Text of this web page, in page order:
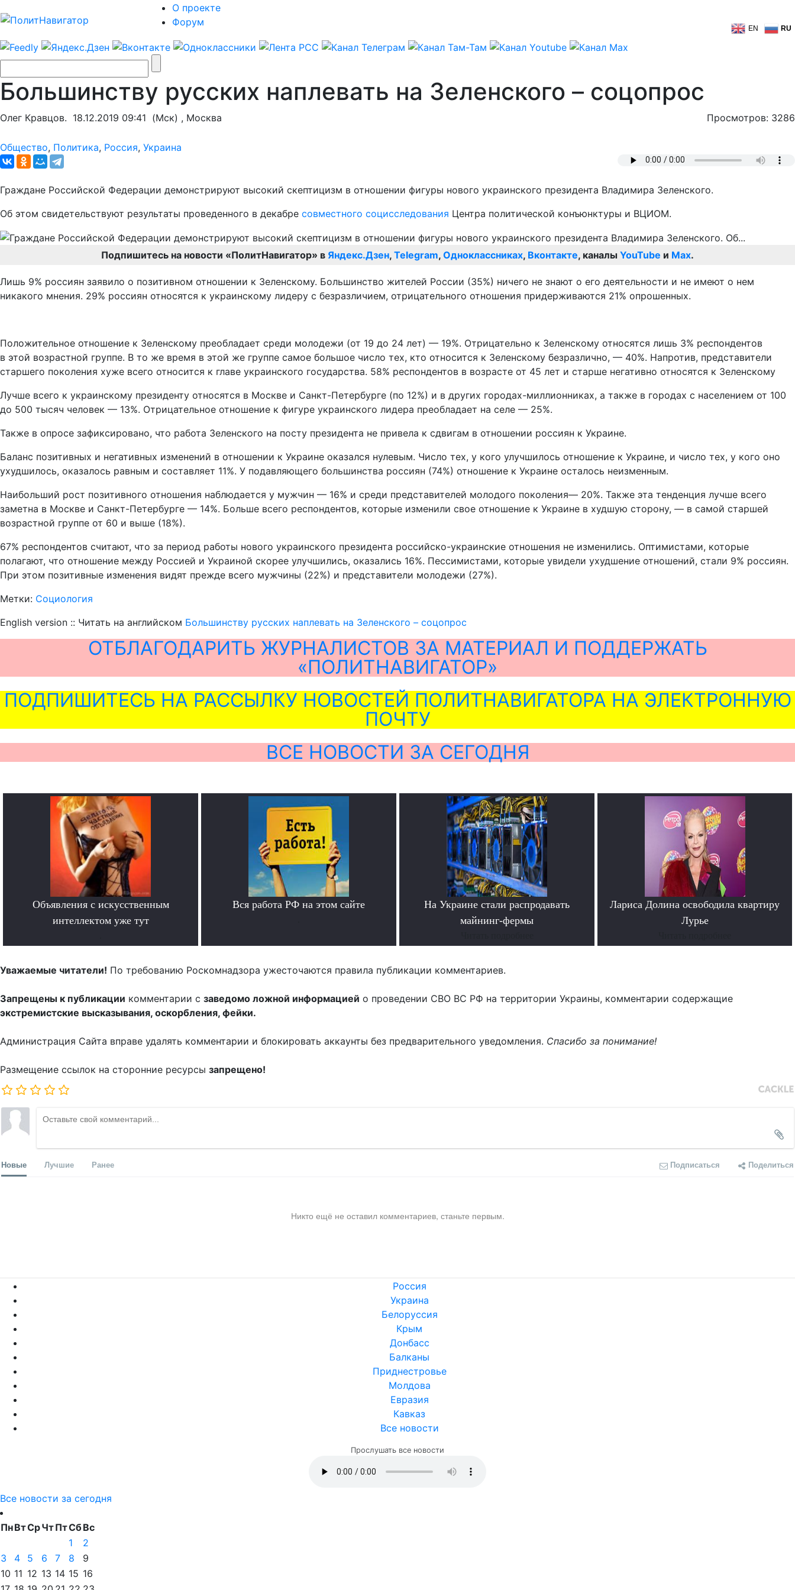
О проекте
Форум
EN RU
Большинству русских наплевать на Зеленского – соцопрос
Олег Кравцов. 18.12.2019 09:41 (Мск) , Москва Просмотров: 3286
Общество, Политика, Россия, Украина
Граждане Российской Федерации демонстрируют высокий скептицизм в отношении фигуры нового украинского президента Владимира Зеленского.
Об этом свидетельствуют результаты проведенного в декабре совместного социсследования Центра политической конъюнктуры и ВЦИОМ.
Подпишитесь на новости «ПолитНавигатор» в Яндекс.Дзен, Telegram, Одноклассниках, Вконтакте, каналы YouTube и Max.
Лишь 9% россиян заявило о позитивном отношении к Зеленскому. Большинство жителей России (35%) ничего не знают о его деятельности и не имеют о нем
никакого мнения. 29% россиян относятся к украинскому лидеру с безразличием, отрицательного отношения придерживаются 21% опрошенных.
Положительное отношение к Зеленскому преобладает среди молодежи (от 19 до 24 лет) — 19%. Отрицательно к Зеленскому относятся лишь 3% респондентов
в этой возрастной группе. В то же время в этой же группе самое большое число тех, кто относится к Зеленскому безразлично, — 40%. Напротив, представители
старшего поколения хуже всего относится к главе украинского государства. 58% респондентов в возрасте от 45 лет и старше негативно относятся к Зеленскому
Лучше всего к украинскому президенту относятся в Москве и Санкт-Петербурге (по 12%) и в других городах-миллионниках, а также в городах с населением от 100
до 500 тысяч человек — 13%. Отрицательное отношение к фигуре украинского лидера преобладает на селе — 25%.
Также в опросе зафиксировано, что работа Зеленского на посту президента не привела к сдвигам в отношении россиян к Украине.
Баланс позитивных и негативных изменений в отношении к Украине оказался нулевым. Число тех, у кого улучшилось отношение к Украине, и число тех, у кого оно
ухудшилось, оказалось равным и составляет 11%. У подавляющего большинства россиян (74%) отношение к Украине осталось неизменным.
Наибольший рост позитивного отношения наблюдается у мужчин — 16% и среди представителей молодого поколения— 20%. Также эта тенденция лучше всего
заметна в Москве и Санкт-Петербурге — 14%. Больше всего респондентов, которые изменили свое отношение к Украине в худшую сторону, — в самой старшей
возрастной группе от 60 и выше (18%).
67% респондентов считают, что за период работы нового украинского президента российско-украинские отношения не изменились. Оптимистами, которые
полагают, что отношение между Россией и Украиной скорее улучшились, оказались 16%. Пессимистами, которые увидели ухудшение отношений, стали 9% россиян.
При этом позитивные изменения видят прежде всего мужчины (22%) и представители молодежи (27%).
Метки: Социология
English version :: Читать на английском Большинству русских наплевать на Зеленского – соцопрос
ОТБЛАГОДАРИТЬ ЖУРНАЛИСТОВ ЗА МАТЕРИАЛ И ПОДДЕРЖАТЬ
«ПОЛИТНАВИГАТОР»
ПОДПИШИТЕСЬ НА РАССЫЛКУ НОВОСТЕЙ ПОЛИТНАВИГАТОРА НА ЭЛЕКТРОННУЮ
ПОЧТУ
ВСЕ НОВОСТИ ЗА СЕГОДНЯ
Объявления с искусственным
интеллектом уже тут
Вся работа РФ на этом сайте
На Украине стали распродавать
майнинг-фермы
Лариса Долина освободила квартиру
Лурье
Уважаемые читатели! По требованию Роскомнадзора ужесточаются правила публикации комментариев.
Запрещены к публикации комментарии с заведомо ложной информацией о проведении СВО ВС РФ на территории Украины, комментарии содержащие
экстремистские высказывания, оскорбления, фейки.
Администрация Сайта вправе удалять комментарии и блокировать аккаунты без предварительного уведомления. Спасибо за понимание!
Размещение ссылок на сторонние ресурсы запрещено!
Новые Лучшие Ранее Подписаться Поделиться
Никто ещё не оставил комментариев, станьте первым.
Россия
Украина
Белоруссия
Крым
Донбасс
Балканы
Приднестровье
Молдова
Евразия
Кавказ
Все новости
Прослушать все новости
Все новости за сегодня
ПнВтСрЧтПтСбВс
1
2
3
4 5 6 7 8
9
10 11 12 13 14 15 16